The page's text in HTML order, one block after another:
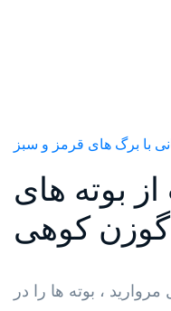
با برگ های قرمز و سبز
بوته های
گوزن کوهی
، بوته ها را در